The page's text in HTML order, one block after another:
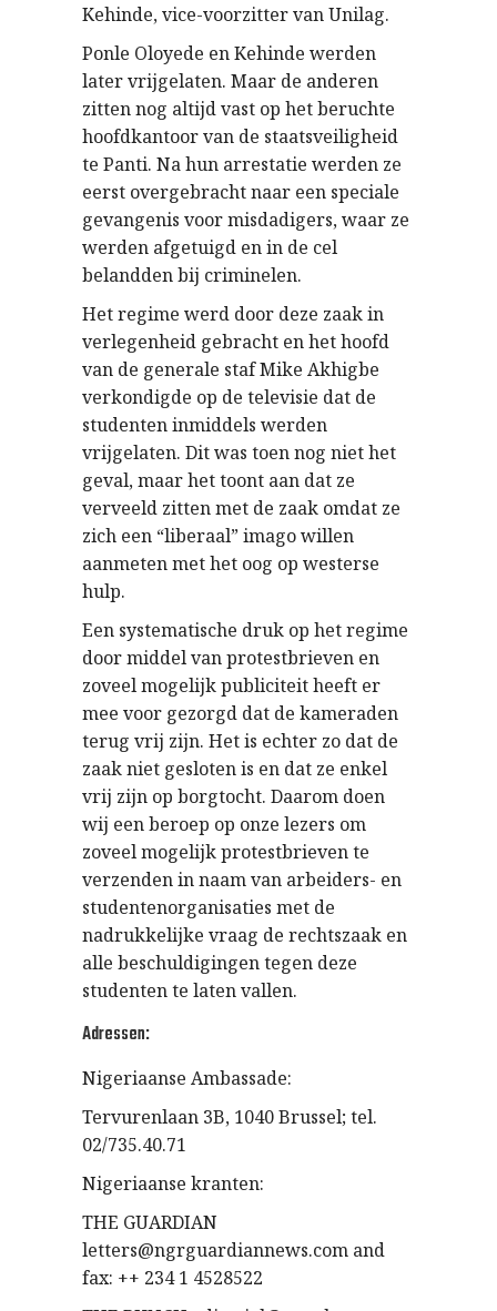
Kehinde, vice-voorzitter van Unilag.
Ponle Oloyede en Kehinde werden
later vrijgelaten. Maar de anderen
zitten nog altijd vast op het beruchte
hoofdkantoor van de staatsveiligheid
te Panti. Na hun arrestatie werden ze
eerst overgebracht naar een speciale
gevangenis voor misdadigers, waar ze
werden afgetuigd en in de cel
belandden bij criminelen.
Het regime werd door deze zaak in
verlegenheid gebracht en het hoofd
van de generale staf Mike Akhigbe
verkondigde op de televisie dat de
studenten inmiddels werden
vrijgelaten. Dit was toen nog niet het
geval, maar het toont aan dat ze
verveeld zitten met de zaak omdat ze
zich een “liberaal” imago willen
aanmeten met het oog op westerse
hulp.
Een systematische druk op het regime
door middel van protestbrieven en
zoveel mogelijk publiciteit heeft er
mee voor gezorgd dat de kameraden
terug vrij zijn. Het is echter zo dat de
zaak niet gesloten is en dat ze enkel
vrij zijn op borgtocht. Daarom doen
wij een beroep op onze lezers om
zoveel mogelijk protestbrieven te
verzenden in naam van arbeiders- en
studentenorganisaties met de
nadrukkelijke vraag de rechtszaak en
alle beschuldigingen tegen deze
studenten te laten vallen.
Adressen:
Nigeriaanse Ambassade:
Tervurenlaan 3B, 1040 Brussel; tel.
02/735.40.71
Nigeriaanse kranten:
THE GUARDIAN
letters@ngrguardiannews.com and
fax: ++ 234 1 4528522